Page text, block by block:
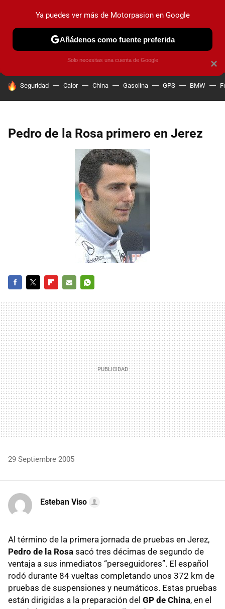
PRUEBAS COCHES ELÉCTRICOS OBSERVATORIO
HOY SE HABLA DE
Seguridad Calor China Gasolina GPS BMW
Pedro de la Rosa primero en Jerez
MAIL
29 Septiembre 2005
Esteban Viso
Al término de la primera jornada de pruebas en Jerez,
Pedro de la Rosa sacó tres décimas de segundo de
ventaja a sus inmediatos “perseguidores”. El español
rodó durante 84 vueltas completando unos 372 km de
pruebas de suspensiones y neumáticos. Estas pruebas
están dirigidas a la preparación del GP de China, en el
×
Ya puedes ver más de Motorpasion en Google
Añádenos como fuente preferida
Solo necesitas una cuenta de Google